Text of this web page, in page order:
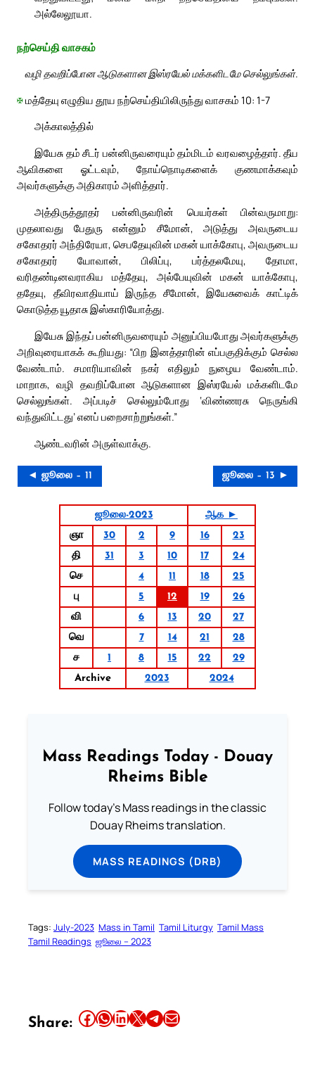
அல்லேலூயா.
நற்செய்தி வாசகம்
வழி தவறிப்போன ஆடுகளான இஸ்ரயேல் மக்களிடமே செல்லுங்கள்.
✠மத்தேயு எழுதிய தூய நற்செய்தியிலிருந்து வாசகம் 10: 1-7
அக்காலத்தில்
இயேசு தம் சீடர் பன்னிருவரையும் தம்மிடம் வரவழைத்தார். தீய
ஆவிகளை ஓட்டவும், நோய்நொடிகளைக் குணமாக்கவும்
அவர்களுக்கு அதிகாரம் அளித்தார்.
அத்திருத்தூதர் பன்னிருவரின் பெயர்கள் பின்வருமாறு:
முதலாவது பேதுரு என்னும் சீமோன், அடுத்து அவருடைய
சகோதரர் அந்திரேயா, செபதேயுவின் மகன் யாக்கோபு, அவருடைய
சகோதரர் யோவான், பிலிப்பு, பர்த்தலமேயு, தோமா,
வரிதண்டினவராகிய மத்தேயு, அல்பேயுவின் மகன் யாக்கோபு,
ததேயு, தீவிரவாதியாய் இருந்த சீமோன், இயேசுவைக் காட்டிக்
கொடுத்த யூதாசு இஸ்காரியோத்து.
இயேசு இந்தப் பன்னிருவரையும் அனுப்பியபோது அவர்களுக்கு
அறிவுரையாகக் கூறியது: “பிற இனத்தாரின் எப்பகுதிக்கும் செல்ல
வேண்டாம். சமாரியாவின் நகர் எதிலும் நுழைய வேண்டாம்.
மாறாக, வழி தவறிப்போன ஆடுகளான இஸ்ரயேல் மக்களிடமே
செல்லுங்கள். அப்படிச் செல்லும்போது ‘விண்ணரசு நெருங்கி
வந்துவிட்டது’ எனப் பறைசாற்றுங்கள்.”
ஆண்டவரின் அருள்வாக்கு.
◄ ஜூலை – 11 ஜூலை – 13 ►
ஜூலை-2023
ஆக ►
ஞா
30 2 9 16
23
தி
31 3 10 17
24
செ
4 11 18
25
பு
5 12 19
26
வி
6 13 20
27
வெ
7 14 21
28
ச
1 8 15 22
29
Archive
2023 2024
Mass Readings Today - Douay
Rheims Bible
Follow today's Mass readings in the classic
Douay Rheims translation.
MASS READINGS (DRB)
Tags: July-2023 Mass in Tamil Tamil Liturgy Tamil Mass
Tamil Readings ஜூலை – 2023
Share: Share this article on Facebook Share this article on WhatsApp Share this article on LinkedIn Share this article on X Share this article on TelegramEmail this Article